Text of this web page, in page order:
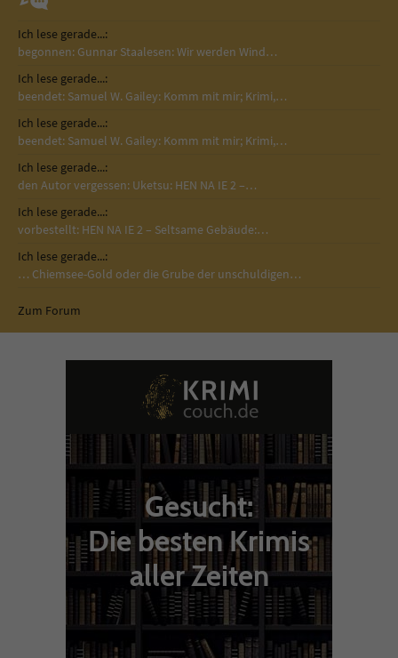
Ich lese gerade...:
begonnen: Gunnar Staalesen: Wir werden Wind…
Ich lese gerade...:
beendet: Samuel W. Gailey: Komm mit mir; Krimi,…
Ich lese gerade...:
beendet: Samuel W. Gailey: Komm mit mir; Krimi,…
Ich lese gerade...:
den Autor vergessen: Uketsu: HEN NA IE 2 –…
Ich lese gerade...:
vorbestellt: HEN NA IE 2 – Seltsame Gebäude:…
Ich lese gerade...:
… Chiemsee-Gold oder die Grube der unschuldigen…
Zum Forum
Gesucht:
Die besten Krimis
aller Zeiten